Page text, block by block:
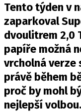
Tento týden v
zaparkoval
dvoulitrem 2,0
papíře možná
vrcholná verze
právě během
proč by mohl
nejlepší volbou.